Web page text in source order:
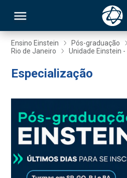
Ensino Einstein Pós-graduação
Rio de Janeiro
Unidade Einstein -
Especialização